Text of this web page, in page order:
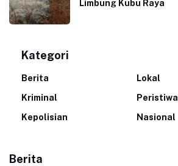
Limbung Kubu Raya
Kategori
Berita
Lokal
Kriminal
Peristiwa
Kepolisian
Nasional
Berita